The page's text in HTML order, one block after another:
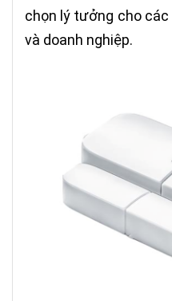
chọn lý tưởng cho các
và doanh nghiệp.